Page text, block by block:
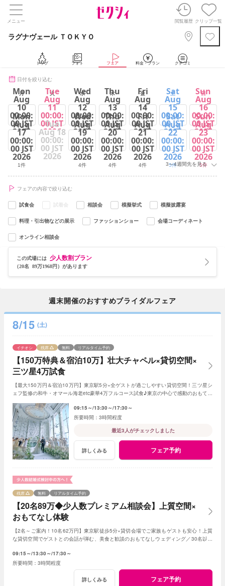
メニュー 閲覧履歴 クリップ一覧
ラグナヴェール ＴＯＫＹＯ
トップ フォト フェア 料金・プラン クチコミ
日付を絞り込む
月 火 水 木 金 土 日
Mon
Aug
10
00:00:
00 JST
2026
1件
Tue
Aug
11
00:00:
00 JST
2026
5件
Wed
Aug
12
00:00:
00 JST
2026
4件
Thu
Aug
13
00:00:
00 JST
2026
4件
Fri
Aug
14
00:00:
00 JST
2026
4件
Sat
Aug
15
00:00:
00 JST
2026
5件
Sun
Aug
16
00:00:
00 JST
2026
5件
Mon
Aug
17
00:00:
00 JST
2026
1件
Tue
Aug 18
00:00:
00 JST
2026
Wed
Aug
19
00:00:
00 JST
2026
4件
Thu
Aug
20
00:00:
00 JST
2026
4件
Fri
Aug
21
00:00:
00 JST
2026
4件
Sat
Aug
22
00:00:
00 JST
2026
5件
Sun
Aug
23
00:00:
00 JST
2026
5件
3～4週間先を見る
フェアの内容で絞り込む
試食会 試着会 相談会 模擬挙式 模擬披露宴
料理・引出物などの展示 ファッションショー 会場コーディネート
オンライン相談会
この式場には 少人数割プラン
（20名 89万1968円）があります
週末開催のおすすめブライダルフェア
8/15 (土)
【150万特典＆宿泊10万】壮大チャペル×貸切空間×
三ツ星4万試食
イチオシ 残席 無料 リアルタイム予約
【最大150万円＆宿泊10万円】東京駅5分×全ゲストが過ごしやすい貸切空間！三ツ星シ
ェフ監修の和牛・オマール海老etc豪華4万フルコース試食♪東京の中心で感動のおもてな
09:15～ 13:30～ 17:30～
3時間程度
最近3人がチェックしました
詳しくみる フェア予約
【20名89万◆少人数プレミアム相談会】上質空間×
おもてなし体験
残席 無料 リアルタイム予約
【2名～ご案内！10名62万円】東京駅徒歩5分×貸切会場でご家族もゲストも安心！上質
な貸切空間でゲストとの会話が弾む、美食と歓談のおもてなしウェディング／30名以下
09:15～ 13:30～ 17:30～
3時間程度
詳しくみる フェア予約